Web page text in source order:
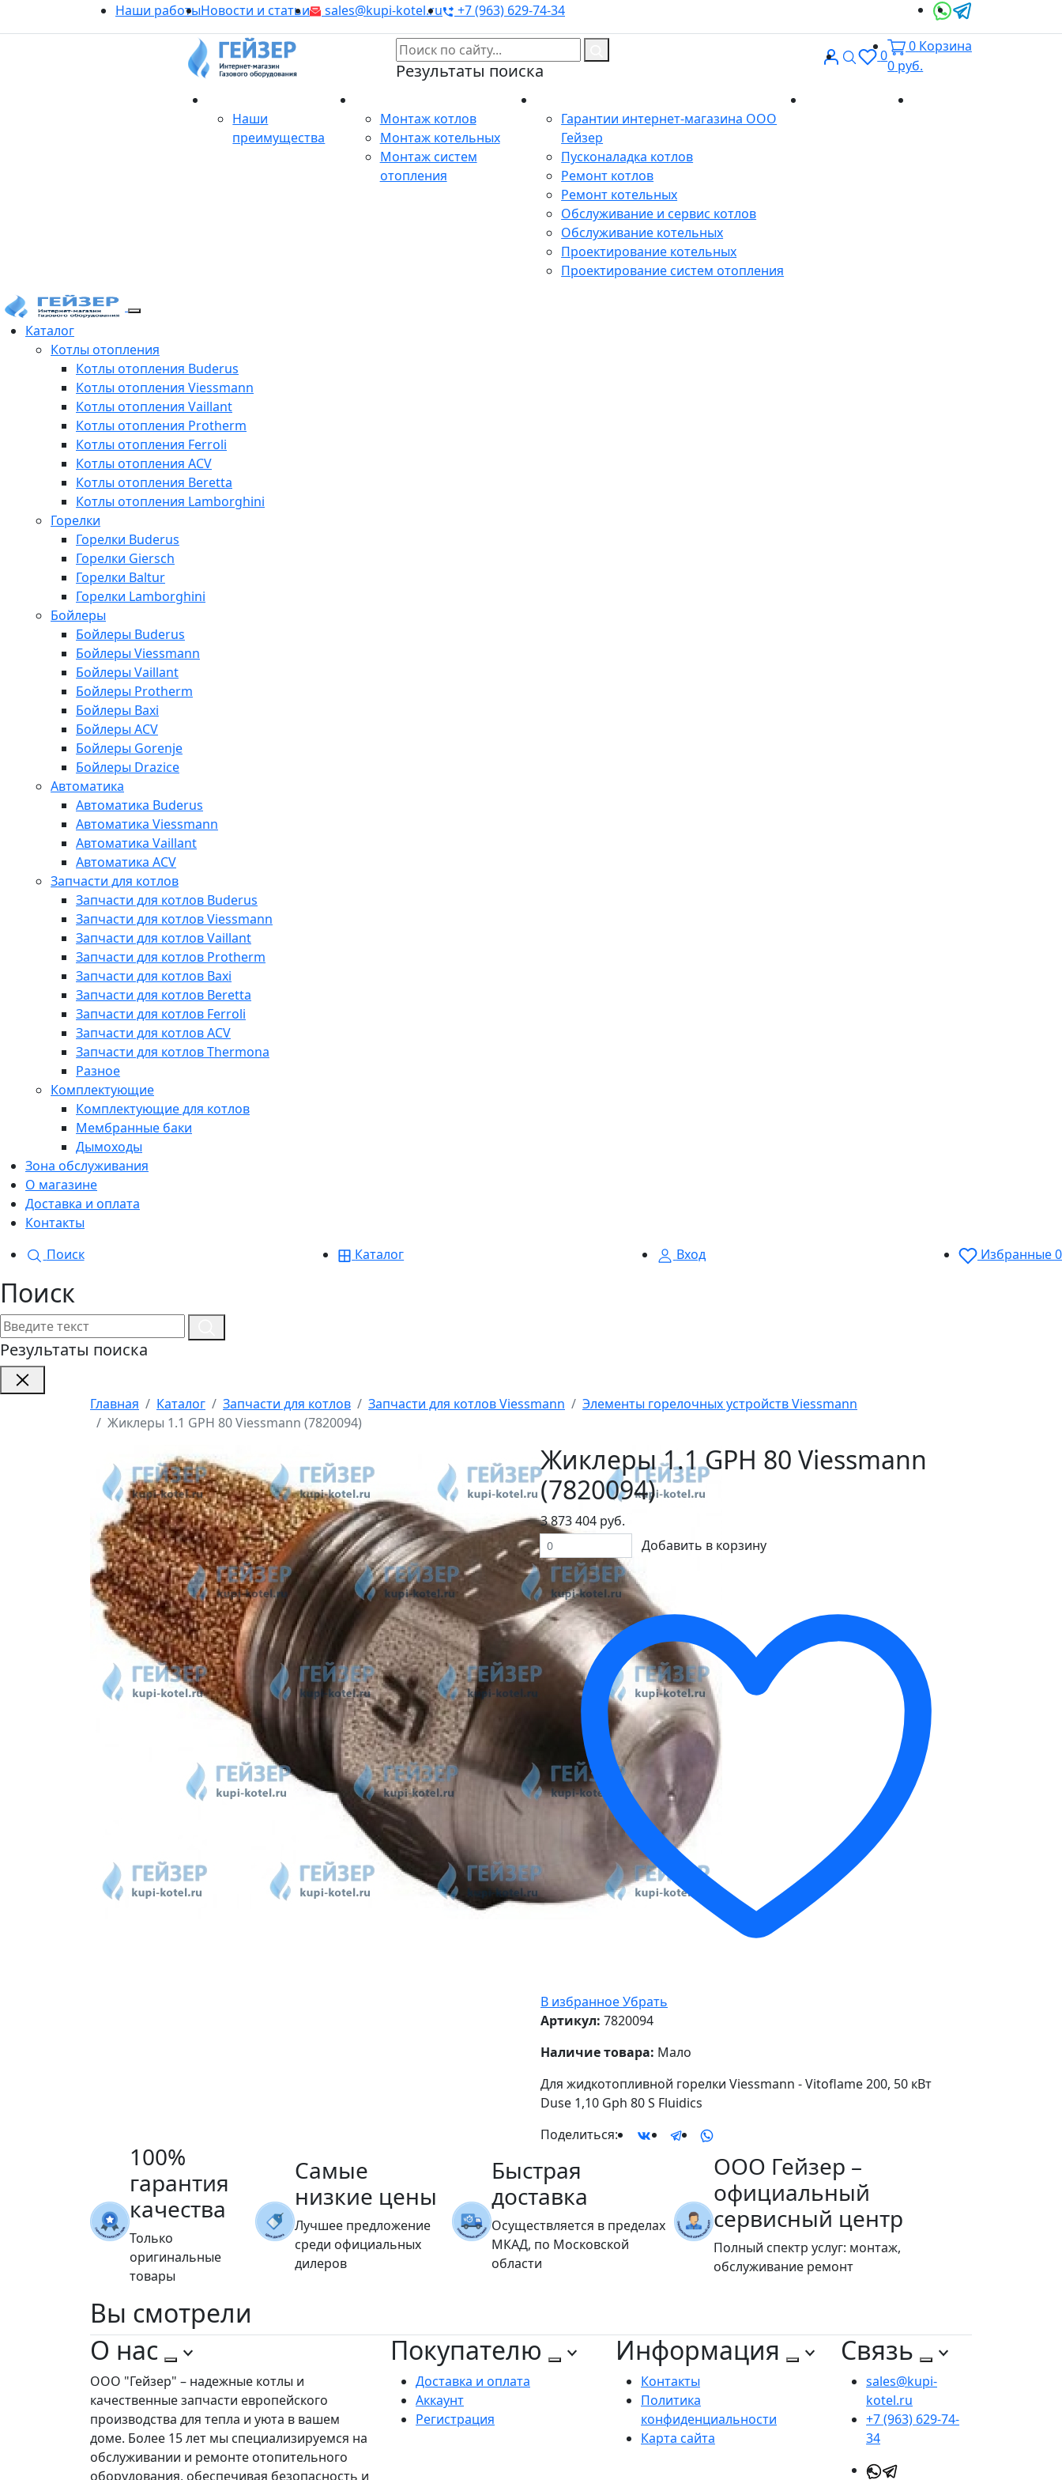
Наши работыНовости и статьи sales@kupi-kotel.ru +7 (963) 629-74-34
Результаты поиска
ВходПоиск
0
0 Корзина
0 руб.
Наши
преимущества
Монтаж котлов
Монтаж котельных
Монтаж систем
отопления
Гарантии интернет-магазина ООО
Гейзер
Пусконаладка котлов
Ремонт котлов
Ремонт котельных
Обслуживание и сервис котлов
Обслуживание котельных
Проектирование котельных
Проектирование систем отопления
Каталог
Котлы отопления
Котлы отопления Buderus
Котлы отопления Viessmann
Котлы отопления Vaillant
Котлы отопления Protherm
Котлы отопления Ferroli
Котлы отопления ACV
Котлы отопления Beretta
Котлы отопления Lamborghini
Горелки
Горелки Buderus
Горелки Giersch
Горелки Baltur
Горелки Lamborghini
Бойлеры
Бойлеры Buderus
Бойлеры Viessmann
Бойлеры Vaillant
Бойлеры Protherm
Бойлеры Baxi
Бойлеры ACV
Бойлеры Gorenje
Бойлеры Drazice
Автоматика
Автоматика Buderus
Автоматика Viessmann
Автоматика Vaillant
Автоматика ACV
Запчасти для котлов
Запчасти для котлов Buderus
Запчасти для котлов Viessmann
Запчасти для котлов Vaillant
Запчасти для котлов Protherm
Запчасти для котлов Baxi
Запчасти для котлов Beretta
Запчасти для котлов Ferroli
Запчасти для котлов ACV
Запчасти для котлов Thermona
Разное
Комплектующие
Комплектующие для котлов
Мембранные баки
Дымоходы
Зона обслуживания
О магазине
Доставка и оплата
Контакты
Поиск
Каталог Вход Избранные0
Поиск
Результаты поиска
Главная Каталог Запчасти для котлов Запчасти для котлов Viessmann
Элементы горелочных устройств Viessmann
Жиклеры 1.1 GPH 80 Viessmann (7820094)
Жиклеры 1.1 GPH 80 Viessmann
(7820094)
3 873 404 руб.
Добавить в корзину
В избранноеУбрать
Артикул: 7820094
Наличие товара: Мало
Для жидкотопливной горелки Viessmann - Vitoflame 200, 50 кВт
Duse 1,10 Gph 80 S Fluidics
Поделиться:
100%
гарантия
качества
Только
оригинальные
товары
Самые
низкие цены
Лучшее предложение
среди официальных
дилеров
Быстрая
доставка
Осуществляется в пределах
МКАД, по Московской
области
ООО Гейзер –
официальный
сервисный центр
Полный спектр услуг: монтаж,
обслуживание ремонт
Вы смотрели
О нас
ООО "Гейзер" – надежные котлы и
качественные запчасти европейского
производства для тепла и уюта в вашем
доме. Более 15 лет мы специализируемся на
обслуживании и ремонте отопительного
оборудования, обеспечивая безопасность и
Покупателю
Доставка и оплата
Аккаунт
Регистрация
Информация
Контакты
Политика
конфиденциальности
Карта сайта
Связь
sales@kupi-
kotel.ru
+7 (963) 629-74-
34